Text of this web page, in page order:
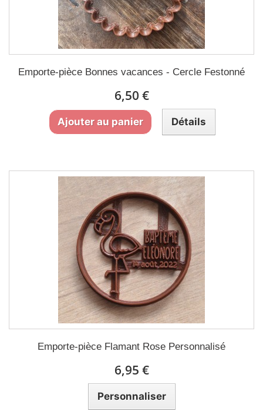
Emporte-pièce Bonnes vacances - Cercle Festonné
6,50 €
Ajouter au panier Détails
Emporte-pièce Flamant Rose Personnalisé
6,95 €
Personnaliser